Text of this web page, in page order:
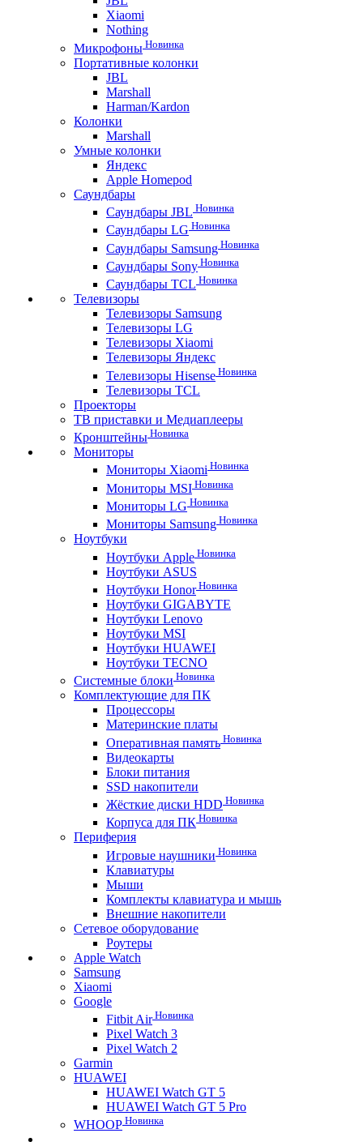
Xiaomi
Nothing
Микрофоны Новинка
Портативные колонки
JBL
Marshall
Harman/Kardon
Колонки
Marshall
Умные колонки
Яндекс
Apple Homepod
Саундбары
Саундбары JBL Новинка
Саундбары LG Новинка
Саундбары Samsung Новинка
Саундбары Sony Новинка
Саундбары TCL Новинка
Телевизоры
Телевизоры Samsung
Телевизоры LG
Телевизоры Xiaomi
Телевизоры Яндекс
Телевизоры Hisense Новинка
Телевизоры TCL
Проекторы
ТВ приставки и Медиаплееры
Кронштейны Новинка
Мониторы
Мониторы Xiaomi Новинка
Мониторы MSI Новинка
Мониторы LG Новинка
Мониторы Samsung Новинка
Ноутбуки
Ноутбуки Apple Новинка
Ноутбуки ASUS
Ноутбуки HonorНовинка
Ноутбуки GIGABYTE
Ноутбуки Lenovo
Ноутбуки MSI
Ноутбуки HUAWEI
Ноутбуки TECNO
Системные блоки Новинка
Комплектующие для ПК
Процессоры
Материнские платы
Оперативная память Новинка
Видеокарты
Блоки питания
SSD накопители
Жёсткие диски HDD Новинка
Корпуса для ПК Новинка
Периферия
Игровые наушники Новинка
Клавиатуры
Мыши
Комплекты клавиатура и мышь
Внешние накопители
Сетевое оборудование
Роутеры
Apple Watch
Samsung
Xiaomi
Google
Fitbit AirНовинка
Pixel Watch 3
Pixel Watch 2
Garmin
HUAWEI
HUAWEI Watch GT 5
HUAWEI Watch GT 5 Pro
WHOOP Новинка